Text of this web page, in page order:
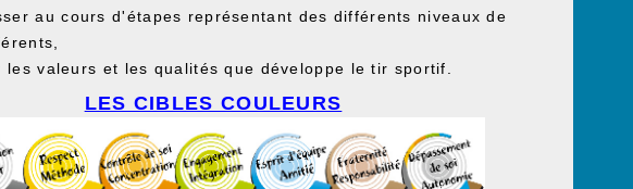
au cours d'étapes représentant des différents niveaux de
valeurs et les qualités que développe le tir sportif.
LES CIBLES COULEURS